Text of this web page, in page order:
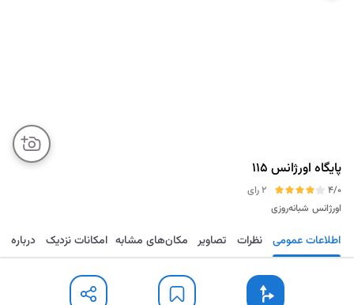
پایگاه اورژانس 115
4/0
2 رای
اورژانس شبانه‌روزی
مسیریابی ذخیره ارسال اطلاعات عمومی نظرات تصاویر مکان‌های مشابه امکانات نزدیک درباره